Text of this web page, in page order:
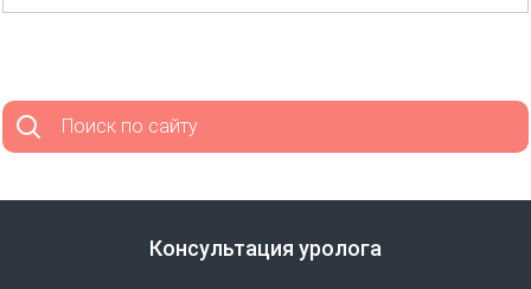
Поиск по сайту
Консультация уролога